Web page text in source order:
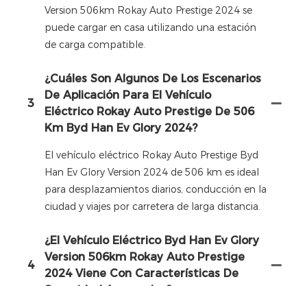
Version 506km Rokay Auto Prestige 2024 se
puede cargar en casa utilizando una estación
de carga compatible.
3
¿Cuáles Son Algunos De Los Escenarios
De Aplicación Para El Vehículo
Eléctrico Rokay Auto Prestige De 506
Km Byd Han Ev Glory 2024?
El vehículo eléctrico Rokay Auto Prestige Byd
Han Ev Glory Version 2024 de 506 km es ideal
para desplazamientos diarios, conducción en la
ciudad y viajes por carretera de larga distancia.
4
¿El Vehículo Eléctrico Byd Han Ev Glory
Version 506km Rokay Auto Prestige
2024 Viene Con Características De